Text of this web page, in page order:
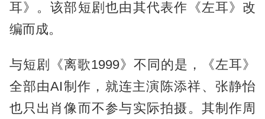
耳》。该部短剧也由其代表作《左耳》改
编而成。
与短剧《离歌1999》不同的是，《左耳》
全部由AI制作，就连主演陈添祥、张静怡
也只出肖像而不参与实际拍摄。其制作周